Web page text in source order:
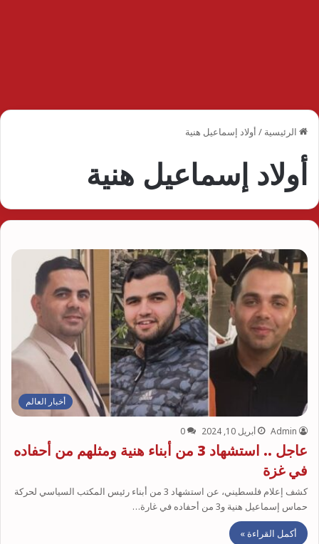
الرئيسية / أولاد إسماعيل هنية
أولاد إسماعيل هنية
أخبار العالم
Admin أبريل 10, 2024 0
عاجل .. استشهاد 3 من أبناء هنية ومثلهم من أحفاده
في غزة
كشف إعلام فلسطيني، عن استشهاد 3 من أبناء رئيس المكتب السياسي لحركة
حماس إسماعيل هنية و3 من أحفاده في غارة…
أكمل القراءة »